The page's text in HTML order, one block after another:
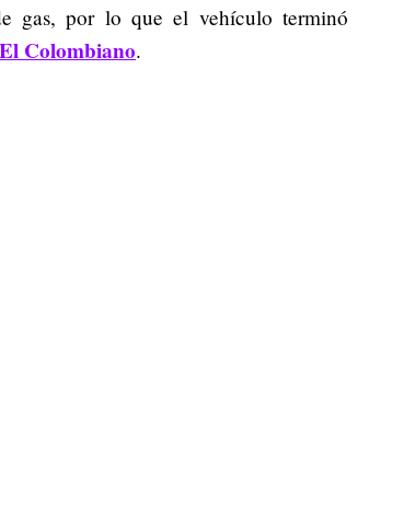
gas, por lo que el vehículo terminó
El Colombiano.